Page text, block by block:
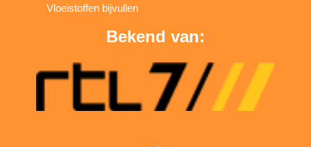
Vloeistoffen bijvullen
Bekend van: